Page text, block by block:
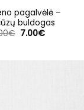
pagalvėlė –
buldogas
€ Original
7.00€Current